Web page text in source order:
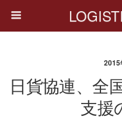
2015
日貨協連、全
支援